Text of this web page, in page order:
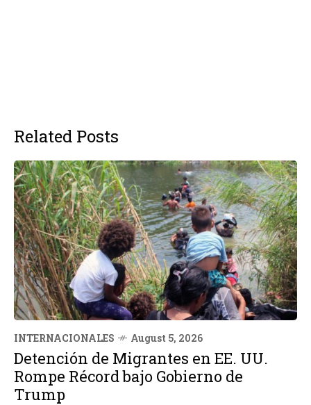
Related Posts
INTERNACIONALES August 5, 2026
Detención de Migrantes en EE. UU.
Rompe Récord bajo Gobierno de
Trump